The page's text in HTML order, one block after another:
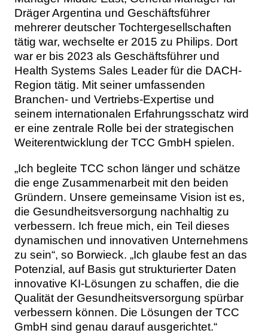
Dräger Argentina und Geschäftsführer
mehrerer deutscher Tochtergesellschaften
tätig war, wechselte er 2015 zu Philips. Dort
war er bis 2023 als Geschäftsführer und
Health Systems Sales Leader für die DACH-
Region tätig. Mit seiner umfassenden
Branchen- und Vertriebs-Expertise und
seinem internationalen Erfahrungsschatz wird
er eine zentrale Rolle bei der strategischen
Weiterentwicklung der TCC GmbH spielen.
„Ich begleite TCC schon länger und schätze
die enge Zusammenarbeit mit den beiden
Gründern. Unsere gemeinsame Vision ist es,
die Gesundheitsversorgung nachhaltig zu
verbessern. Ich freue mich, ein Teil dieses
dynamischen und innovativen Unternehmens
zu sein“, so Borwieck. „Ich glaube fest an das
Potenzial, auf Basis gut strukturierter Daten
innovative KI-Lösungen zu schaffen, die die
Qualität der Gesundheitsversorgung spürbar
verbessern können. Die Lösungen der TCC
GmbH sind genau darauf ausgerichtet.“